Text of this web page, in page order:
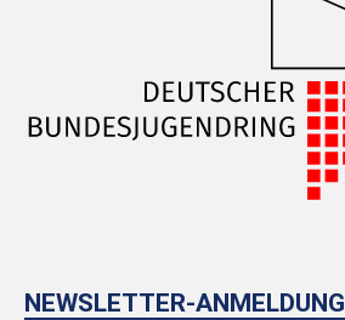
NEWSLETTER-ANMELDUNG